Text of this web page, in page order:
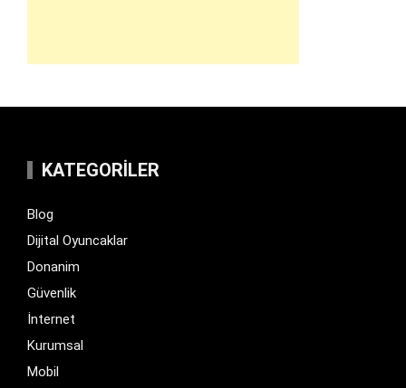
KATEGORILER
Blog
Dijital Oyuncaklar
Donanim
Güvenlik
İnternet
Kurumsal
Mobil